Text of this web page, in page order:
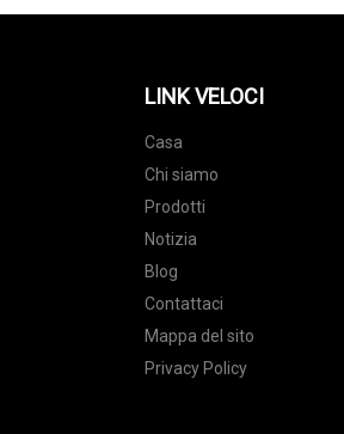
LINK VELOCI
Casa
Chi siamo
Prodotti
Notizia
Blog
Contattaci
Mappa del sito
Privacy Policy